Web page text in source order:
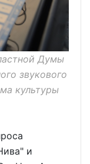
Думы
звукового
культуры
и